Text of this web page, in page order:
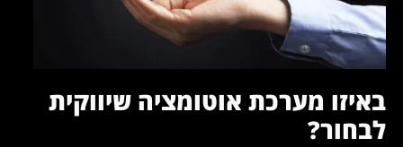
באיזו מערכת אוטומציה שיווקית
לבחור?